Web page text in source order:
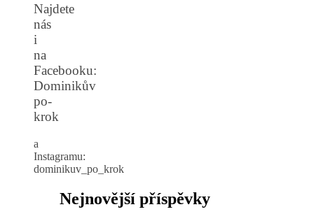
Najdete
nás
i
na
Facebooku:
Dominikův
po-
krok
a
Instagramu:
dominikuv_po_krok
Nejnovější příspěvky